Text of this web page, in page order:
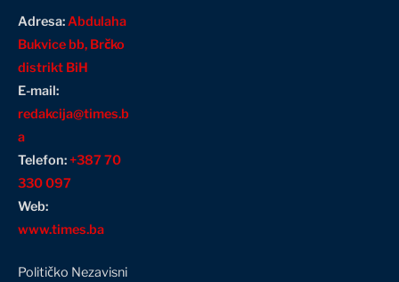
Adresa:Abdulaha
Bukvice bb, Brčko
distrikt BiH
E-mail:
redakcija@times.b
a
Telefon:+387 70
330 097
Web:
www.times.ba
Političko Nezavisni